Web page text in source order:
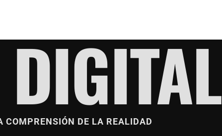
COMPRENSIÓN DE LA REALIDAD